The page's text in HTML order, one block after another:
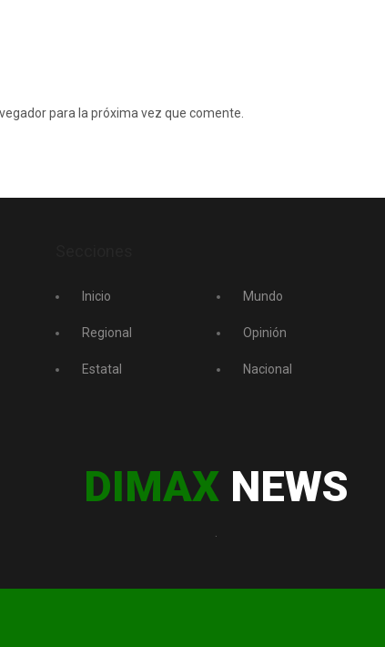
para la próxima vez que comente.
Inicio
Regional
Estatal
Mundo
Opinión
Nacional
DIMAXNEWS